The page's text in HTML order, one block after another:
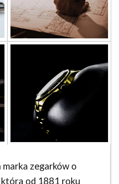
marka zegarków o
od 1881 roku